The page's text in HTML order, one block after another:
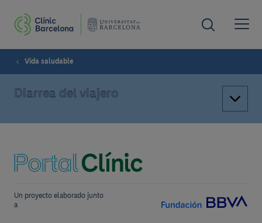
Vida saludable
Diarrea del viajero
Un proyecto elaborado junto
a